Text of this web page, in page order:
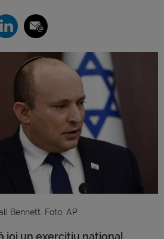
Bennett. Foto: AP
joi un exercițiu național